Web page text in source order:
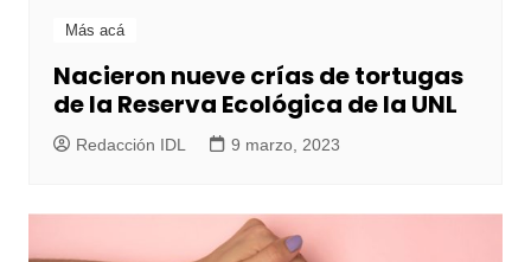
Más acá
Nacieron nueve crías de tortugas
de la Reserva Ecológica de la UNL
Redacción IDL 9 marzo, 2023